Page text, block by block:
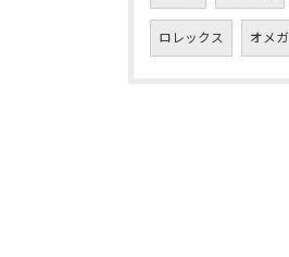
ロレックス オメガ